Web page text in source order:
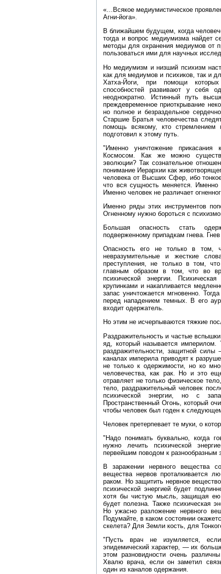
«…Всякое медиумистическое
Агни‑йога».
В ближайшем будущем, когда
тогда и вопрос медиумизма найдет
методы для охранения медиумов от
пользоваться ими для научных
Но медиумизм и низший психизм
как для медиумов и психиков, так и
Хатха‑Йоги, при помощи
способностей развивают у себя
неоднократно. Истинный путь
преждевременное приоткрывание
но полное и безраздельное
Старшие Братья человечества
помощь всякому, кто
подготовил к этому путь.
"Именно уничтожение
Космосом. Как же можно
эволюции? Так сознательное
понимание Иерархии как
человека от Высших Сфер, ибо
что вся сущность меняется.
Именно человек не различает
Именно ряды этих инструментов
Огненному нужно бороться с
Большая опасность стать
подверженному припадкам гнева.
Опасность его не только в том,
невразумительные и жесткие
преступления, не только в том,
главным образом в том, что во
психической энергии.
крупинками и накапливается
запас уничтожается мгновенно.
перед нападением темных. В его
входит одержатель.
Но этим не исчерпываются тяжкие
Раздражительность и частые
яд, который называется империлом.
раздражительности, защитной
каналах империла приводят к
не только к одержимости, но ко
человечества, как рак. Но и это
отравляет не только физическое
тело, раздражительный человек
психической энергии, но с
Пространственный Огонь, который
чтобы человек был годен к
Человек претерпевает те муки, о
"Надо понимать буквально, когда
нужно лечить психической
первейшим поводом к разнообразным
В заражении нервного вещества
вещества нервов проталкивается
раком. Но защитить нервное
психической энергией будет
хотя бы чистую мысль, защищая
будет полезна. Также психическая
Но ужасно разложение нервного
Подумайте, в каком состоянии
скелета? Для Земли кость, для
"Пусть врач не изумляется,
эпидемический характер, — их
этом разновидности очень
Хвалю врача, если он заметил
один из каналов одержания.